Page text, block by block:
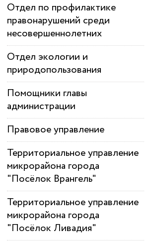
Отдел по профилактике
правонарушений среди
несовершеннолетних
Отдел экологии и
природопользования
Помощники главы
администрации
Правовое управление
Территориальное управление
микрорайона города
"Посёлок Врангель"
Территориальное управление
микрорайона города
"Посёлок Ливадия"